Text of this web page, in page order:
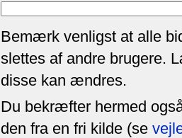
Bemærk venligst at alle
slettes af andre brugere.
disse kan ændres.
Du bekræfter hermed
den fra en fri kilde (se